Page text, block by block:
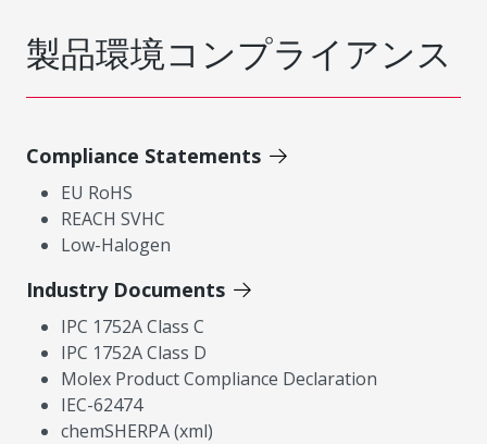
製品環境コンプライアンス
Compliance Statements
EU RoHS
REACH SVHC
Low-Halogen
Industry Documents
IPC 1752A Class C
IPC 1752A Class D
Molex Product Compliance Declaration
IEC-62474
chemSHERPA (xml)